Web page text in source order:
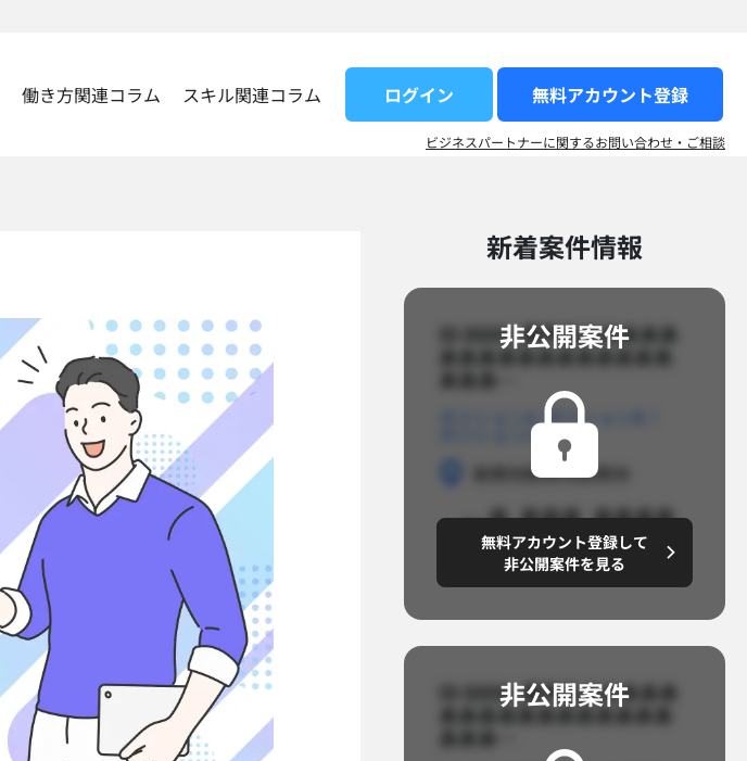
働き方関連コラム スキル関連コラム ログイン 無料アカウント登録​
ビジネスパートナーに関するお問い合わせ・ご相談
新着案件情報​
ID 8888_案件名あああああ
ああああああああああああ
ポジションA ポジションB
ポジションC
勤務地勤務地
～8,888,8888
円/月
非公開案件​
無料アカウント登録して
非公開案件を見る
ID 8888_案件名あああああ
ああああああああああああ
非公開案件​